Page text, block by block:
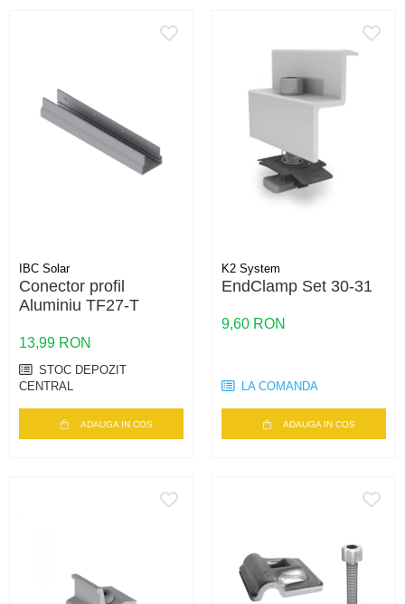
IBC Solar
Conector profil
Aluminiu TF27-T
13,99 RON
STOC DEPOZIT
CENTRAL
ADAUGA IN COS
K2 System
EndClamp Set 30-31
9,60 RON
LA COMANDA
ADAUGA IN COS